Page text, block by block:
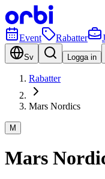
Event Rabatter
Sv Logga in
Rabatter
Mars Nordics
M
Mars